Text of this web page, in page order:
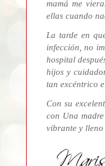
mamá me
ellas cuando
La tarde en
infección, no
hospital
hijos y
tan excéntrico
Con su
con Una
vibrante y lleno